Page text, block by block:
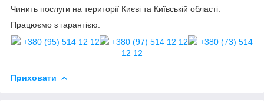
Чинить послуги на території Києві та Київській області.
Працюємо з гарантією.
+380 (95) 514 12 12
+380 (97) 514 12 12
+380 (73) 514
12 12
Приховати